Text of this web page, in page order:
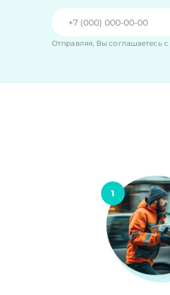
Отправляя, Вы соглашаетесь с
1